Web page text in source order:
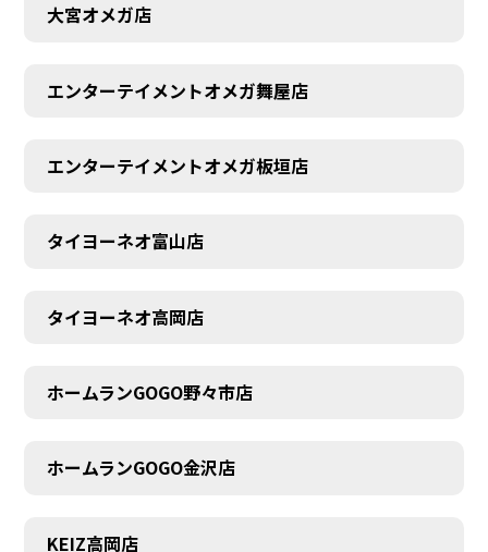
大宮オメガ店
エンターテイメントオメガ舞屋店
エンターテイメントオメガ板垣店
タイヨーネオ富山店
タイヨーネオ高岡店
ホームランGOGO野々市店
ホームランGOGO金沢店
KEIZ高岡店